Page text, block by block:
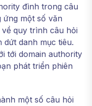
đình trong câu
ứng một số văn
quy trình câu hỏi
dứt danh mục tiêu.
tới domain authority
phát triển phiên
một số câu hỏi